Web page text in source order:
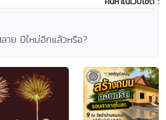
าย ปีใหม่อีกแล้วหรือ?